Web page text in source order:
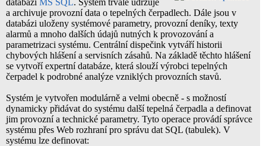
a archivuje provozní data o tepelných čerpadlech. Dále jsou v
databázi uloženy systémové parametry, provozní deníky, texty
alarmů a mnoho dalších údajů nutných k provozování a
parametrizaci systému. Centrální dispečink vytváří historii
chybových hlášení a servisních zásahů. Na základě těchto hlášení
se vytvoří expertní databáze, která slouží výrobci tepelných
čerpadel k podrobné analýze vzniklých provozních stavů.
Systém je vytvořen modulárně a velmi obecně - s možností
dynamicky přidávat do systému další tepelná čerpadla a definovat
jim provozní a technické parametry. Tyto operace provádí správce
systému přes Web rozhraní pro správu dat SQL (tabulek). V
systému lze definovat: